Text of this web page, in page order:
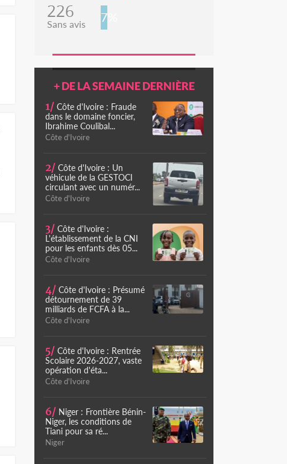
226
Sans avis 7%
+ DE LA SEMAINE DERNIÈRE
1/ Côte d'Ivoire : Fraude
dans le domaine foncier,
Ibrahime Coulibal...
Côte d'Ivoire
2/ Côte d'Ivoire : Un
véhicule de la GESTOCI
circulant avec un numér...
Côte d'Ivoire
3/ Côte d'Ivoire :
L'établissement de la CNI
pour les enfants dès 05...
Côte d'Ivoire
4/ Côte d'Ivoire : Présumé
détournement de 39
milliards de FCFA à la...
Côte d'Ivoire
5/ Côte d'Ivoire : Rentrée
Scolaire 2026-2027, vaste
opération d'éta...
Côte d'Ivoire
6/ Niger : Frontière Bénin-
Niger, les conditions de
Tiani pour sa ré...
Niger